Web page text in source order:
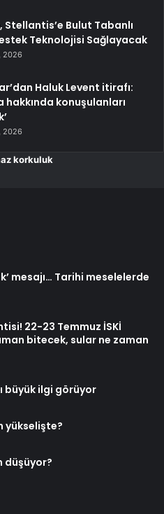
Stellantis’e Bulut Tabanlı
Teknolojisi Sağlayacak
2026
Haluk Levent itirafı:
hakkında konuşulanları
2026
korkuluk
mesajı… Tarihi meselelerde
22-23 Temmuz İSKİ
bitecek, sular ne zaman
büyük ilgi görüyor
yükselişte?
düşüyor?